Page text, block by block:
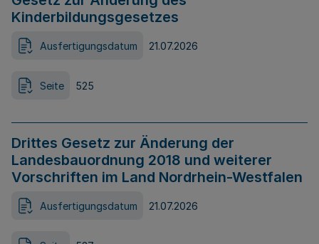
Kinderbildungsgesetzes
Ausfertigungsdatum 21.07.2026
Seite 525
Drittes Gesetz zur Änderung der
Landesbauordnung 2018 und weiterer
Vorschriften im Land Nordrhein-Westfalen
Ausfertigungsdatum 21.07.2026